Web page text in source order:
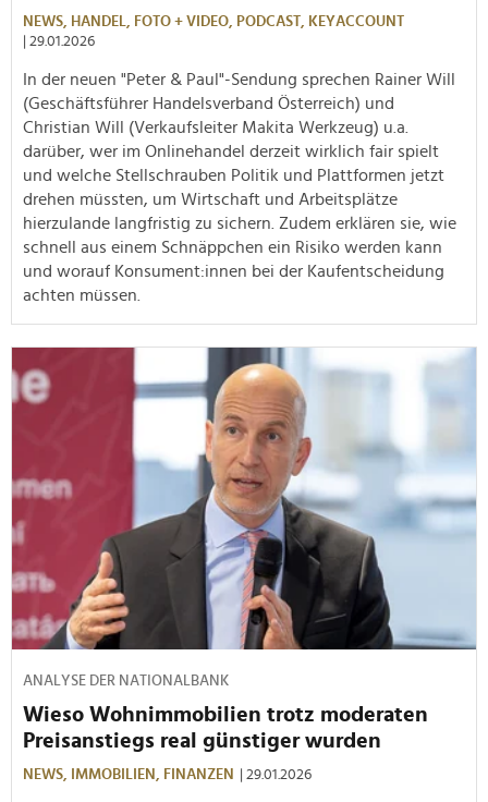
NEWS, HANDEL, FOTO + VIDEO, PODCAST, KEYACCOUNT
| 29.01.2026
In der neuen "Peter & Paul"-Sendung sprechen Rainer Will
(Geschäftsführer Handelsverband Österreich) und
Christian Will (Verkaufsleiter Makita Werkzeug) u.a.
darüber, wer im Onlinehandel derzeit wirklich fair spielt
und welche Stellschrauben Politik und Plattformen jetzt
drehen müssten, um Wirtschaft und Arbeitsplätze
hierzulande langfristig zu sichern. Zudem erklären sie, wie
schnell aus einem Schnäppchen ein Risiko werden kann
und worauf Konsument:innen bei der Kaufentscheidung
achten müssen.
ANALYSE DER NATIONALBANK
Wieso Wohnimmobilien trotz moderaten
Preisanstiegs real günstiger wurden
NEWS, IMMOBILIEN, FINANZEN | 29.01.2026